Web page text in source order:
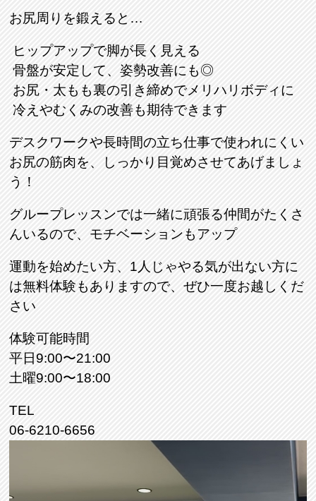
お尻周りを鍛えると…
ヒップアップで脚が長く見える
骨盤が安定して、姿勢改善にも◎
お尻・太もも裏の引き締めでメリハリボディに
冷えやむくみの改善も期待できます
デスクワークや長時間の立ち仕事で使われにくい
お尻の筋肉を、しっかり目覚めさせてあげましょ
う！
グループレッスンでは一緒に頑張る仲間がたくさ
んいるので、モチベーションもアップ
運動を始めたい方、1人じゃやる気が出ない方に
は無料体験もありますので、ぜひ一度お越しくだ
さい
体験可能時間
平日9:00〜21:00
土曜9:00〜18:00
TEL
06-6210-6656